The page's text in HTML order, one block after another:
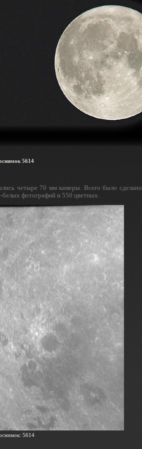
5614
четыре 70 мм камеры. Всего было сделано
фотографий и 550 цветных.
5614